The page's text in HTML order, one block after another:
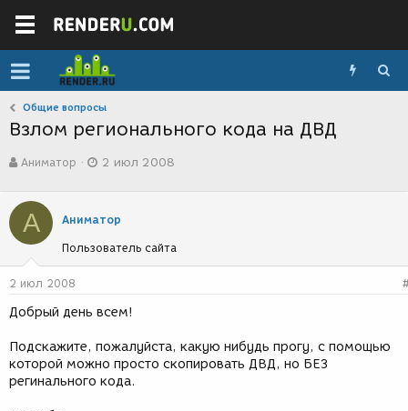
Общие вопросы
Взлом регионального кода на ДВД
в
о
р
т
е
м
ы
Аниматор
а
с
з
д
и
2 июл 2008
А Аниматор
Пользователь сайта
2 июл 2008
Добрый день всем!
Подскажите, пожалуйста, какую нибудь прогу, с помощью
которой можно просто скопировать ДВД, но БЕЗ
регинального кода.